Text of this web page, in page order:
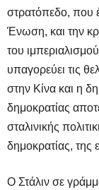
στρατόπεδο, που
Ένωση, και την
του
υπαγορεύει τις
στην Κίνα και η
δημοκρατίας
σταλινικής
δημοκρατίας, της
Ο Στάλιν σε